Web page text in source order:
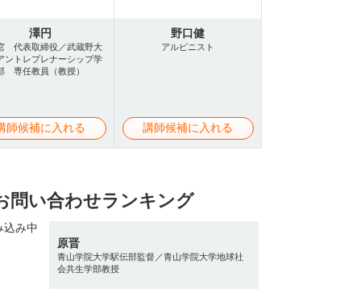
澤円
代表取締役／武蔵野大
トレプレナーシップ学
専任教員（教授）
師候補に入れる
野口健
アルピニスト
講師候補に入れる
問い合わせランキング
原晋
青山学院大学駅伝部監督／青山学院大学地球社
会共生学部教授